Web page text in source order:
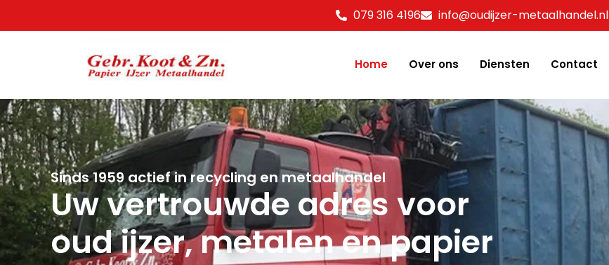
079 316 4196 info@oudijzer-metaalhandel.nl
Home Over ons Diensten Contact
Sinds 1959 actief in recycling en metaalhandel
Uw vertrouwde adres voor
oud ijzer, metalen en papier